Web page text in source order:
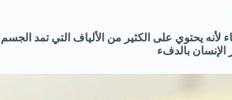
يحتوي على الكثير من الألياف التي تمد الجسم
بالدفء